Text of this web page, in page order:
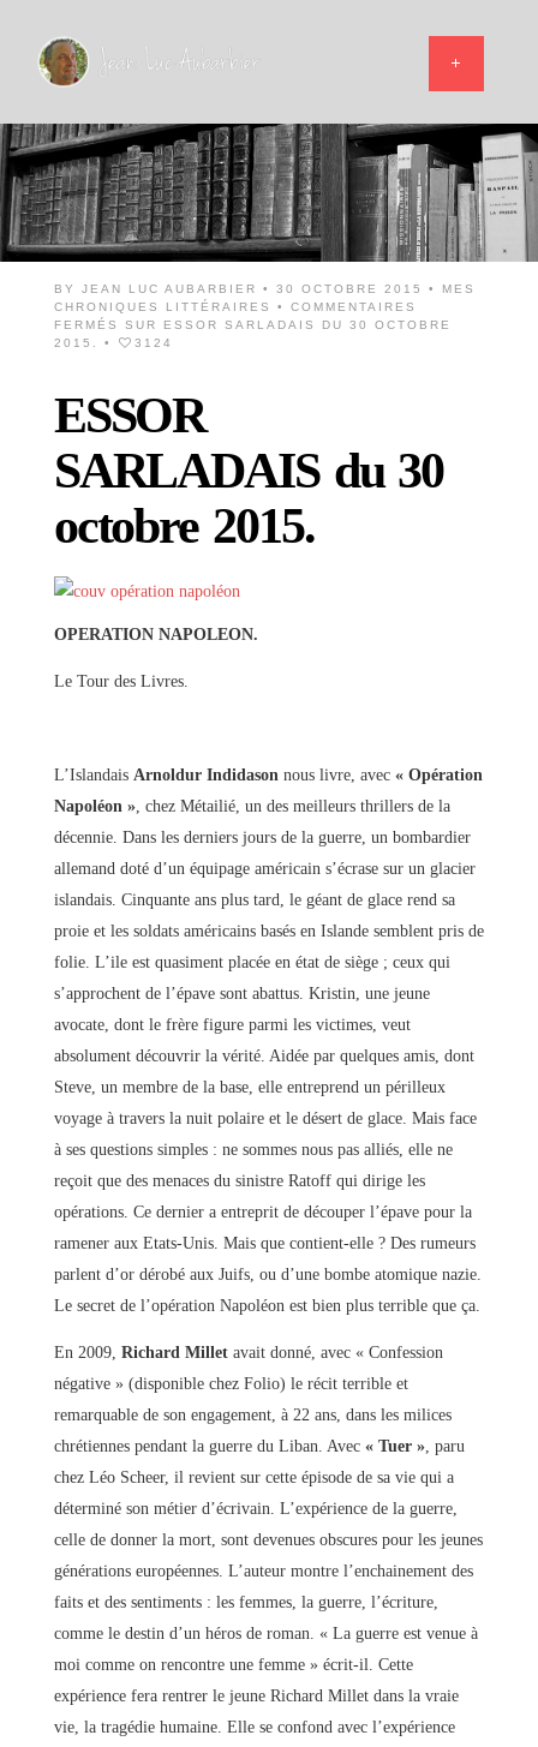
BY JEAN LUC AUBARBIER • 30 OCTOBRE 2015 •
MES
CHRONIQUES LITTÉRAIRES
• COMMENTAIRES
FERMÉS
SUR ESSOR SARLADAIS DU 30 OCTOBRE
2015.
• 3124
ESSOR
SARLADAIS du 30
octobre 2015.
OPERATION NAPOLEON.
Le Tour des Livres.
L’Islandais Arnoldur Indidason nous livre, avec « Opération
Napoléon », chez Métailié, un des meilleurs thrillers de la
décennie. Dans les derniers jours de la guerre, un bombardier
allemand doté d’un équipage américain s’écrase sur un glacier
islandais. Cinquante ans plus tard, le géant de glace rend sa
proie et les soldats américains basés en Islande semblent pris de
folie. L’ile est quasiment placée en état de siège ; ceux qui
s’approchent de l’épave sont abattus. Kristin, une jeune
avocate, dont le frère figure parmi les victimes, veut
absolument découvrir la vérité. Aidée par quelques amis, dont
Steve, un membre de la base, elle entreprend un périlleux
voyage à travers la nuit polaire et le désert de glace. Mais face
à ses questions simples : ne sommes nous pas alliés, elle ne
reçoit que des menaces du sinistre Ratoff qui dirige les
opérations. Ce dernier a entreprit de découper l’épave pour la
ramener aux Etats-Unis. Mais que contient-elle ? Des rumeurs
parlent d’or dérobé aux Juifs, ou d’une bombe atomique nazie.
Le secret de l’opération Napoléon est bien plus terrible que ça.
En 2009, Richard Milletavait donné, avec « Confession
négative » (disponible chez Folio) le récit terrible et
remarquable de son engagement, à 22 ans, dans les milices
chrétiennes pendant la guerre du Liban. Avec « Tuer », paru
chez Léo Scheer, il revient sur cette épisode de sa vie qui a
déterminé son métier d’écrivain. L’expérience de la guerre,
celle de donner la mort, sont devenues obscures pour les jeunes
générations européennes. L’auteur montre l’enchainement des
faits et des sentiments : les femmes, la guerre, l’écriture,
comme le destin d’un héros de roman. « La guerre est venue à
moi comme on rencontre une femme » écrit-il. Cette
expérience fera rentrer le jeune Richard Millet dans la vraie
vie, la tragédie humaine. Elle se confond avec l’expérience